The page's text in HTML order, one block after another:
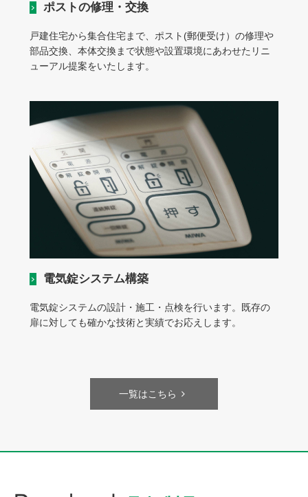
ポストの修理・交換
戸建住宅から集合住宅まで、ポスト(郵便受け）の修理や
部品交換、本体交換まで状態や設置環境にあわせたリニ
ューアル提案をいたします。
電気錠システム構築
電気錠システムの設計・施工・点検を行います。既存の
扉に対しても確かな技術と実績でお応えします。
一覧はこちら